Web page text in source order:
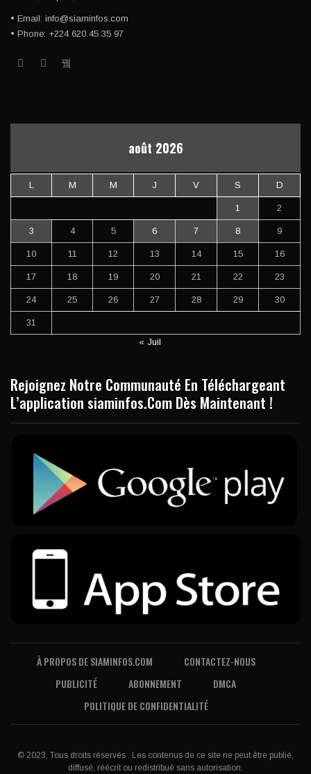
• Email: info@siaminfos.com
• Phone: +224 620 45 35 97
août 2026
L M M J V S D
1 2
3 4 5 6 7 8 9
10 11 12 13 14 15 16
17 18 19 20 21 22 23
24 25 26 27 28 29 30
31
« Juil
Rejoignez Notre Communauté En Téléchargeant
L’application siaminfos.Com Dès Maintenant !
À PROPOS DE SIAMINFOS.COM
CONTACTEZ-NOUS
PUBLICITÉ
ABONNEMENT
DMCA
POLITIQUE DE CONFIDENTIALITÉ
© 2023, Tous droits réservés . Les contenus de ce site ne peut être publié,
diffusé, réécrit ou redistribué sans autorisation.